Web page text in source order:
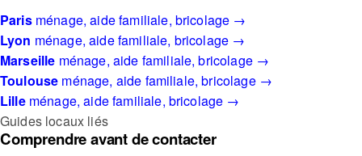
Paris ménage, aide familiale, bricolage →
Lyon ménage, aide familiale, bricolage →
Marseille ménage, aide familiale, bricolage →
Toulouse ménage, aide familiale, bricolage →
Lille ménage, aide familiale, bricolage →
Guides locaux liés
Comprendre avant de contacter